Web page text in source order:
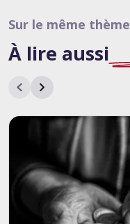
Sur le même thème
À lire aussi